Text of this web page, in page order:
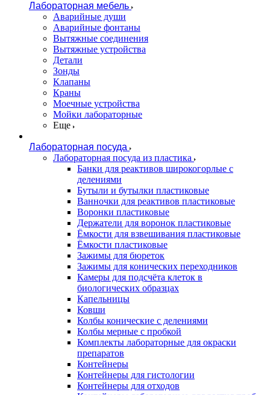
Лабораторная мебель
Аварийные души
Аварийные фонтаны
Вытяжные соединения
Вытяжные устройства
Детали
Зонды
Клапаны
Краны
Моечные устройства
Мойки лабораторные
Еще
Лабораторная посуда
Лабораторная посуда из пластика
Банки для реактивов широкогорлые с
делениями
Бутыли и бутылки пластиковые
Ванночки для реактивов пластиковые
Воронки пластиковые
Держатели для воронок пластиковые
Ёмкости для взвешивания пластиковые
Ёмкости пластиковые
Зажимы для бюреток
Зажимы для конических переходников
Камеры для подсчёта клеток в
биологических образцах
Капельницы
Ковши
Колбы конические с делениями
Колбы мерные с пробкой
Комплекты лабораторные для окраски
препаратов
Контейнеры
Контейнеры для гистологии
Контейнеры для отходов